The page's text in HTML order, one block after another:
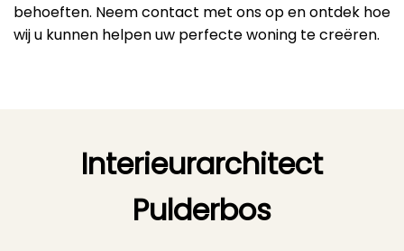
behoeften. Neem contact met ons op en ontdek hoe
wij u kunnen helpen uw perfecte woning te creëren.
Interieurarchitect
Pulderbos